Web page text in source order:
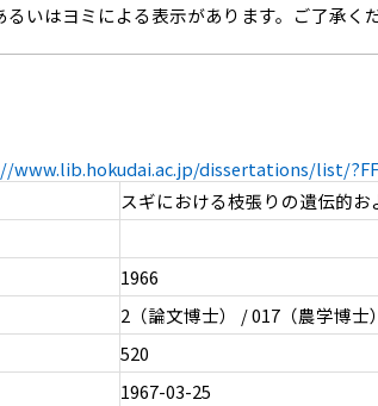
いはヨミによる表示があります。ご了承くだ
www.lib.hokudai.ac.jp/dissertations/list/
スギにおける枝張りの遺伝的
1966
2（論文博士） / 017（農学博士）
520
1967-03-25